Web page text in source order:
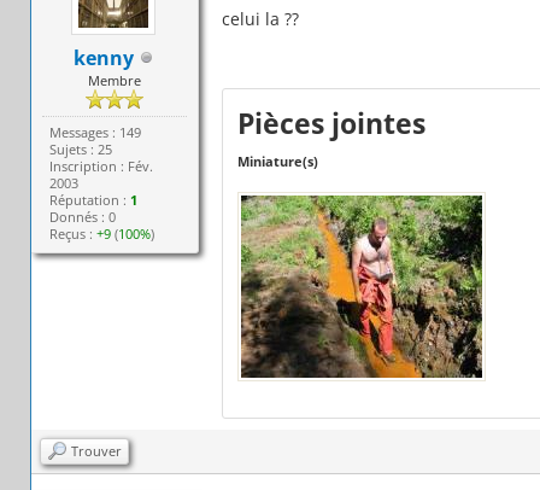
kenny
Membre
Messages : 149
Sujets : 25
Inscription : Fév.
2003
Réputation : 1
Donnés : 0
Reçus :+9 (100%)
celui la ??
Pièces jointes
Miniature(s)
Trouver